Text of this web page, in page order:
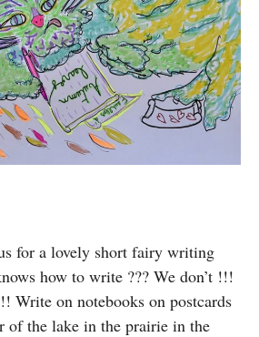
for a lovely short fairy writing
how to write ??? We don’t !!!
Write on notebooks on postcards
of the lake in the prairie in the